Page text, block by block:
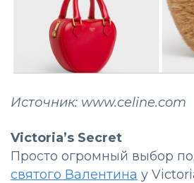
Источник: www.celine.com
Victoria’s Secret
Просто огромный выбор
святого Валентина у